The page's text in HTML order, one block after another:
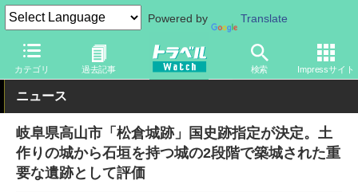
Powered by Translate
カテゴリ 過去記事 検索 Impressサイト
トラベル Watch 地域 国内旅行 岐阜
ニュース
岐阜県高山市「松倉城跡」国史跡指定が決定。土
作りの城から石垣を持つ城の2段階で築城された重
要な遺跡として評価